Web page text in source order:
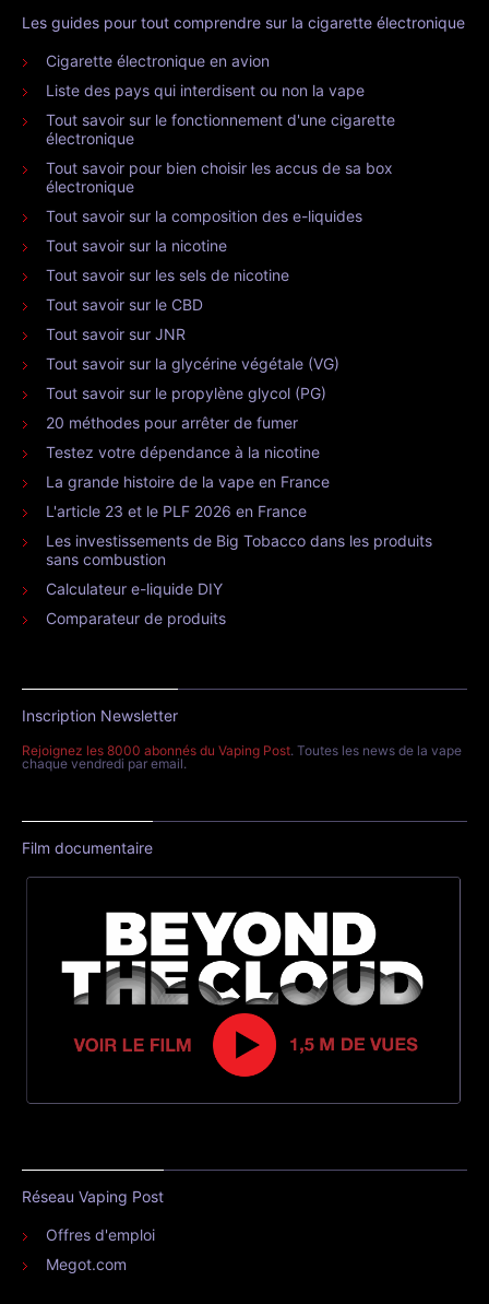
Les guides pour tout comprendre sur la cigarette électronique
Cigarette électronique en avion
Liste des pays qui interdisent ou non la vape
Tout savoir sur le fonctionnement d'une cigarette
électronique
Tout savoir pour bien choisir les accus de sa box
électronique
Tout savoir sur la composition des e-liquides
Tout savoir sur la nicotine
Tout savoir sur les sels de nicotine
Tout savoir sur le CBD
Tout savoir sur JNR
Tout savoir sur la glycérine végétale (VG)
Tout savoir sur le propylène glycol (PG)
20 méthodes pour arrêter de fumer
Testez votre dépendance à la nicotine
La grande histoire de la vape en France
L'article 23 et le PLF 2026 en France
Les investissements de Big Tobacco dans les produits
sans combustion
Calculateur e-liquide DIY
Comparateur de produits
Inscription Newsletter
Rejoignez les 8000 abonnés du Vaping Post. Toutes les news de la vape
chaque vendredi par email.
Film documentaire
Réseau Vaping Post
Offres d'emploi
Megot.com